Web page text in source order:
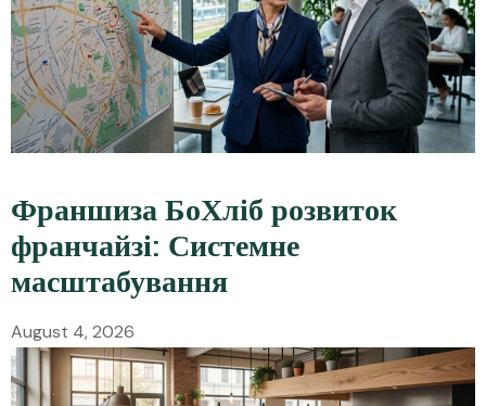
Франшиза БоХліб розвиток
франчайзі: Системне
масштабування
August 4, 2026